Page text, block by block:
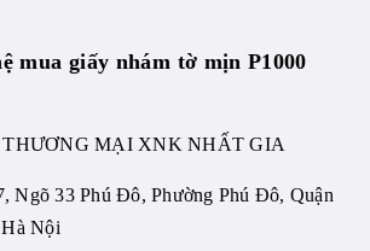
mua giấy nhám tờ mịn P1000
MẠI XNK NHẤT GIA
Ngõ 33 Phú Đô, Phường Phú Đô, Quận
Nội